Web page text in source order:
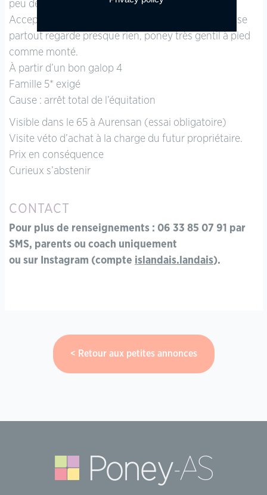
peu de mains).
Accepte la monte en licol, en cordelette, à cru, passe
partout regarde presque rien, poney très gentil à pied
comme monté.
À partir d’un bon galop 4
Famille 5* exigé
Cause : arrêt total de l’équitation
Visible dans le 65 à Aurensan (essai obligatoire)
Visite véto d’achat à la charge du futur propriétaire.
Prix en conséquence
Curieux s’abstenir
CONTACT
Pour plus de renseignements : 06 33 85 07 91 par
SMS, parents ou coach uniquement
ou sur Instagram (compte islandais.landais).
Retour aux petites annonces